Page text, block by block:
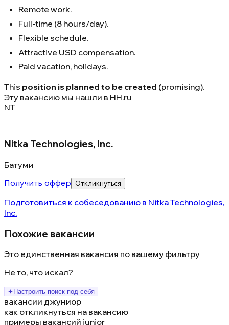
Remote work.
Full-time (8 hours/day).
Flexible schedule.
Attractive USD compensation.
Paid vacation, holidays.
This position is planned to be created (promising).
Эту вакансию мы нашли в HH.ru
NT
Nitka Technologies, Inc.
Батуми
Получить оффер
Откликнуться
Подготовиться к собеседованию в Nitka Technologies,
Inc.
Похожие вакансии
Это единственная вакансия по вашему фильтру
Не то, что искал?
✦ Настроить поиск под себя
вакансии джуниор
как откликнуться на вакансию
примеры вакансий junior